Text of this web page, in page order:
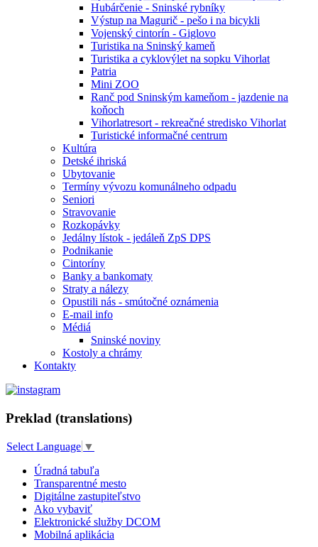
Hubárčenie - Sninské rybníky
Výstup na Magurič - pešo i na bicykli
Vojenský cintorín - Giglovo
Turistika na Sninský kameň
Turistika a cyklovýlet na sopku Vihorlat
Patria
Mini ZOO
Ranč pod Sninským kameňom - jazdenie na
koňoch
Vihorlatresort - rekreačné stredisko Vihorlat
Turistické informačné centrum
Kultúra
Detské ihriská
Ubytovanie
Termíny vývozu komunálneho odpadu
Seniori
Stravovanie
Rozkopávky
Jedálny lístok - jedáleň ZpS DPS
Podnikanie
Cintoríny
Banky a bankomaty
Straty a nálezy
Opustili nás - smútočné oznámenia
E-mail info
Médiá
Sninské noviny
Kostoly a chrámy
Kontakty
Preklad (translations)
Select Language ▼
Úradná tabuľa
Transparentné mesto
Digitálne zastupiteľstvo
Ako vybaviť
Elektronické služby DCOM
Mobilná aplikácia